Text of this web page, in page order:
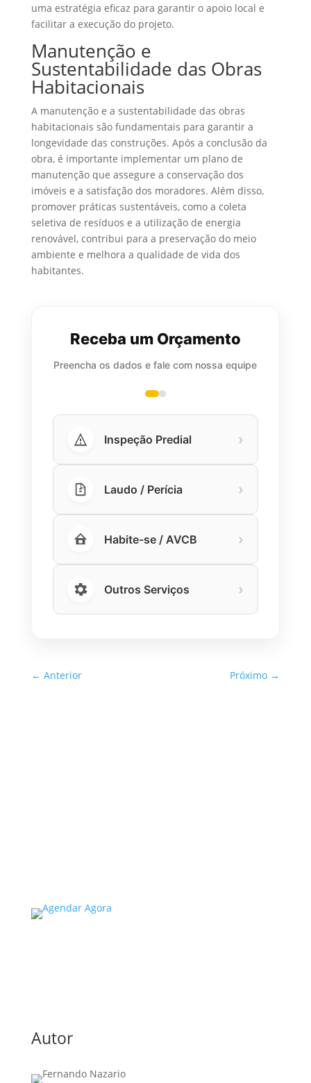
uma estratégia eficaz para garantir o apoio local e
facilitar a execução do projeto.
Manutenção e
Sustentabilidade das Obras
Habitacionais
A manutenção e a sustentabilidade das obras
habitacionais são fundamentais para garantir a
longevidade das construções. Após a conclusão da
obra, é importante implementar um plano de
manutenção que assegure a conservação dos
imóveis e a satisfação dos moradores. Além disso,
promover práticas sustentáveis, como a coleta
seletiva de resíduos e a utilização de energia
renovável, contribui para a preservação do meio
ambiente e melhora a qualidade de vida dos
habitantes.
Receba um Orçamento
Preencha os dados e fale com nossa equipe
Inspeção Predial ›
Laudo / Perícia ›
Habite-se / AVCB ›
Outros Serviços ›
← Anterior Próximo →
Autor